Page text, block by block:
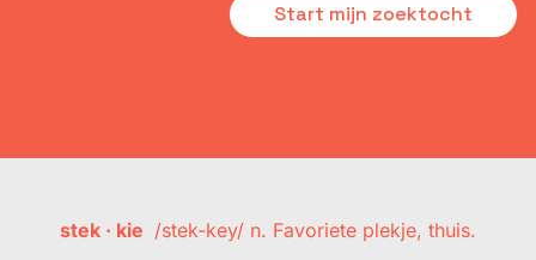
Start mijn zoektocht
stek · kie /stek-key/ n. Favoriete plekje, thuis.